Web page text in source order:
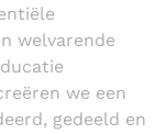
welvarende
we een
gedeeld en